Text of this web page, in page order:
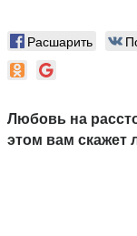
Расшарить
Любовь на
этом вам скажет